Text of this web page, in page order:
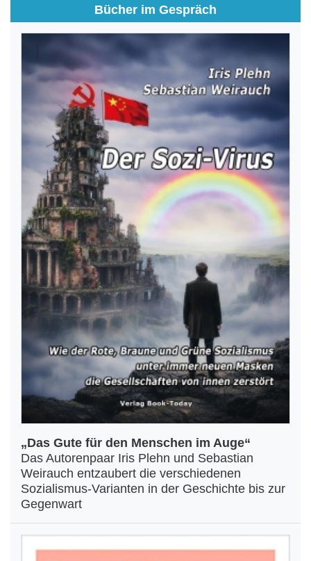
Bücher im Gespräch
„Das Gute für den Menschen im Auge“
Das Autorenpaar Iris Plehn und Sebastian
Weirauch entzaubert die verschiedenen
Sozialismus-Varianten in der Geschichte bis zur
Gegenwart